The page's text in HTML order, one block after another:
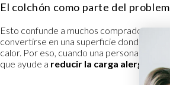
El colchón como parte del
Esto confunde a muchos compradores.
convertirse en una superficie donde el
calor. Por eso, cuando una persona
que ayude a reducir la carga alergénica